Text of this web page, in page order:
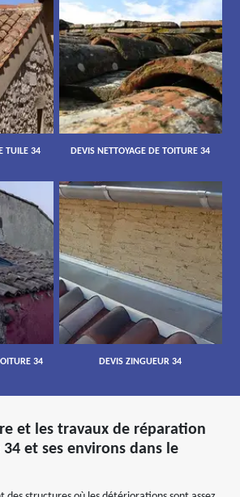
TUILE 34 DEVIS NETTOYAGE DE TOITURE 34
34 DEVIS ZINGUEUR 34
et les travaux de réparation
et ses environs dans le